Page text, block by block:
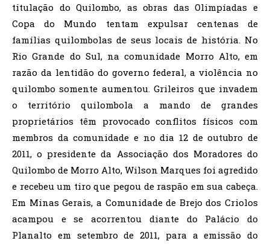
titulação do Quilombo, as obras das Olimpíadas e
Copa do Mundo tentam expulsar centenas de
famílias quilombolas de seus locais de história. No
Rio Grande do Sul, na comunidade Morro Alto, em
razão da lentidão do governo federal, a violência no
quilombo somente aumentou. Grileiros que invadem
o território quilombola a mando de grandes
proprietários têm provocado conflitos físicos com
membros da comunidade e no dia 12 de outubro de
2011, o presidente da Associação dos Moradores do
Quilombo de Morro Alto, Wilson Marques foi agredido
e recebeu um tiro que pegou de raspão em sua cabeça.
Em Minas Gerais, a Comunidade de Brejo dos Criolos
acampou e se acorrentou diante do Palácio do
Planalto em setembro de 2011, para a emissão do